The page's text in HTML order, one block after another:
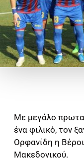
Με μεγάλο
ένα φιλικό, τον
Ορφανίδη η
Μακεδονικού.